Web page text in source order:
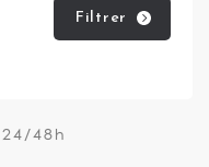
Filtrer
48h